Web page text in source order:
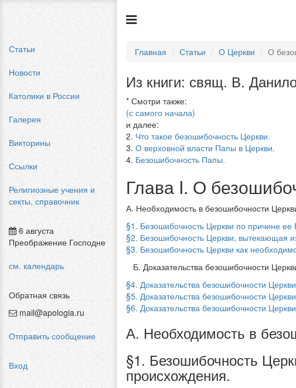
Статьи
Новости
Католики в России
Галерея
Викторины
Ссылки
Религиозные учения и
секты, справочник
6 августа
Преображение Господне
см. календарь
Обратная связь
mail@apologia.ru
Отправить сообщение
Вход
Главная Статьи О Церкви О
Из книги: свящ. В.
* Смотри также:
(с самого начала)
и далее:
2. Что такое безошибочность Церкви.
3. О верховной власти Папы в Церкви.
4. Безошибочность Папы.
Глава I. О
А. Необходимость в безошибочности
§1. Безошибочность Церкви по причине ее
§2. Безошибочность Церкви, вытекающая
§3. Безошибочность Церкви как
Б. Доказательства безошибочности
§4. Доказательства безошибочности
§5. Доказательства безошибочности
§6. Доказательства безошибочности
А. Необходимость в
§1. Безошибочность
происхождения.